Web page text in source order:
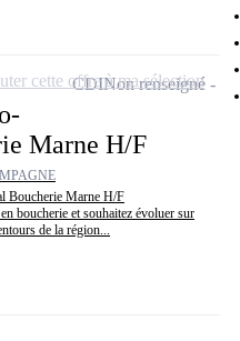
Marne H/F
Boucherie Marne H/F
boucherie et souhaitez évoluer sur
de la région...
CDINon renseigné
cette offre à ma sélection